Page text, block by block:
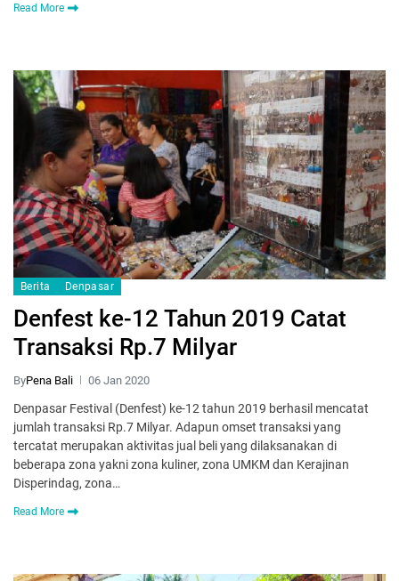
Read More
Berita Denpasar
Denfest ke-12 Tahun 2019 Catat
Transaksi Rp.7 Milyar
ByPena Bali 06 Jan 2020
Denpasar Festival (Denfest) ke-12 tahun 2019 berhasil mencatat
jumlah transaksi Rp.7 Milyar. Adapun omset transaksi yang
tercatat merupakan aktivitas jual beli yang dilaksanakan di
beberapa zona yakni zona kuliner, zona UMKM dan Kerajinan
Disperindag, zona…
Read More